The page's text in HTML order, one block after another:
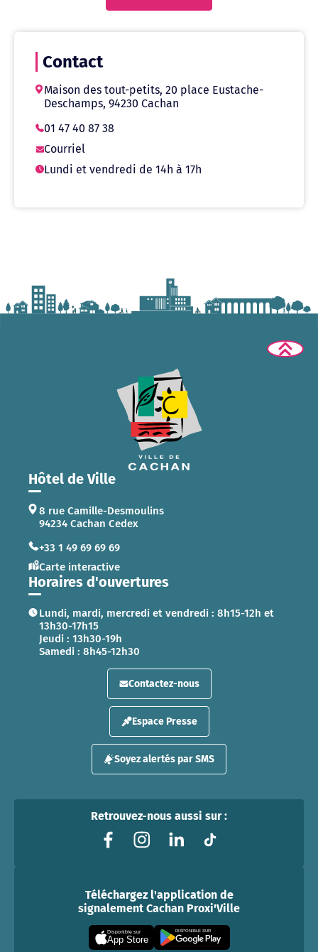
Contact
Maison des tout-petits, 20 place Eustache-
Deschamps, 94230 Cachan
01 47 40 87 38
Courriel
Lundi et vendredi de 14h à 17h
Hôtel de Ville
8 rue Camille-Desmoulins
94234 Cachan Cedex
+33 1 49 69 69 69
Carte interactive
Horaires d'ouvertures
Lundi, mardi, mercredi et vendredi : 8h15-12h et
13h30-17h15
Jeudi : 13h30-19h
Samedi : 8h45-12h30
Contactez-nous
Espace Presse
Soyez alertés par SMS
Retrouvez-nous aussi sur :
Téléchargez l'application de
signalement Cachan Proxi'Ville
Disponible sur
App Store
DISPONIBLE SUR